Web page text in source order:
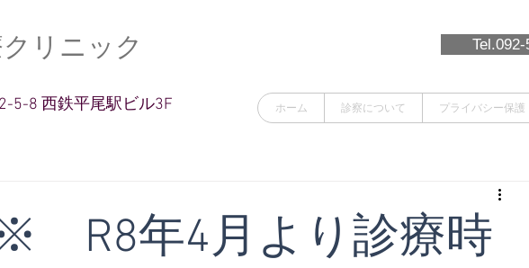
リニック
5-8 西鉄平尾駅ビル3F ホーム 診察について プライバシー保護
R8年4月より診療時